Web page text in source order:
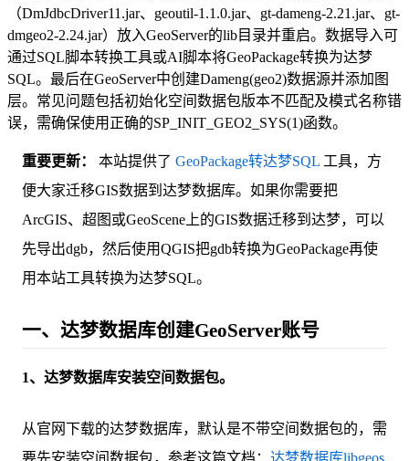
（DmJdbcDriver11.jar、geoutil-1.1.0.jar、gt-dameng-2.21.jar、gt-
dmgeo2-2.24.jar）放入GeoServer的lib目录并重启。数据导入可
通过SQL脚本转换工具或AI脚本将GeoPackage转换为达梦
SQL。最后在GeoServer中创建Dameng(geo2)数据源并添加图
层。常见问题包括初始化空间数据包版本不匹配及模式名称错
误，需确保使用正确的SP_INIT_GEO2_SYS(1)函数。
重要更新： 本站提供了 GeoPackage转达梦SQL 工具，方
便大家迁移GIS数据到达梦数据库。如果你需要把
ArcGIS、超图或GeoScene上的GIS数据迁移到达梦，可以
先导出dgb，然后使用QGIS把gdb转换为GeoPackage再使
用本站工具转换为达梦SQL。
一、达梦数据库创建GeoServer账号
1、达梦数据库安装空间数据包。
从官网下载的达梦数据库，默认是不带空间数据包的，需
要先安装空间数据包，参考这篇文档： 达梦数据库libgeos